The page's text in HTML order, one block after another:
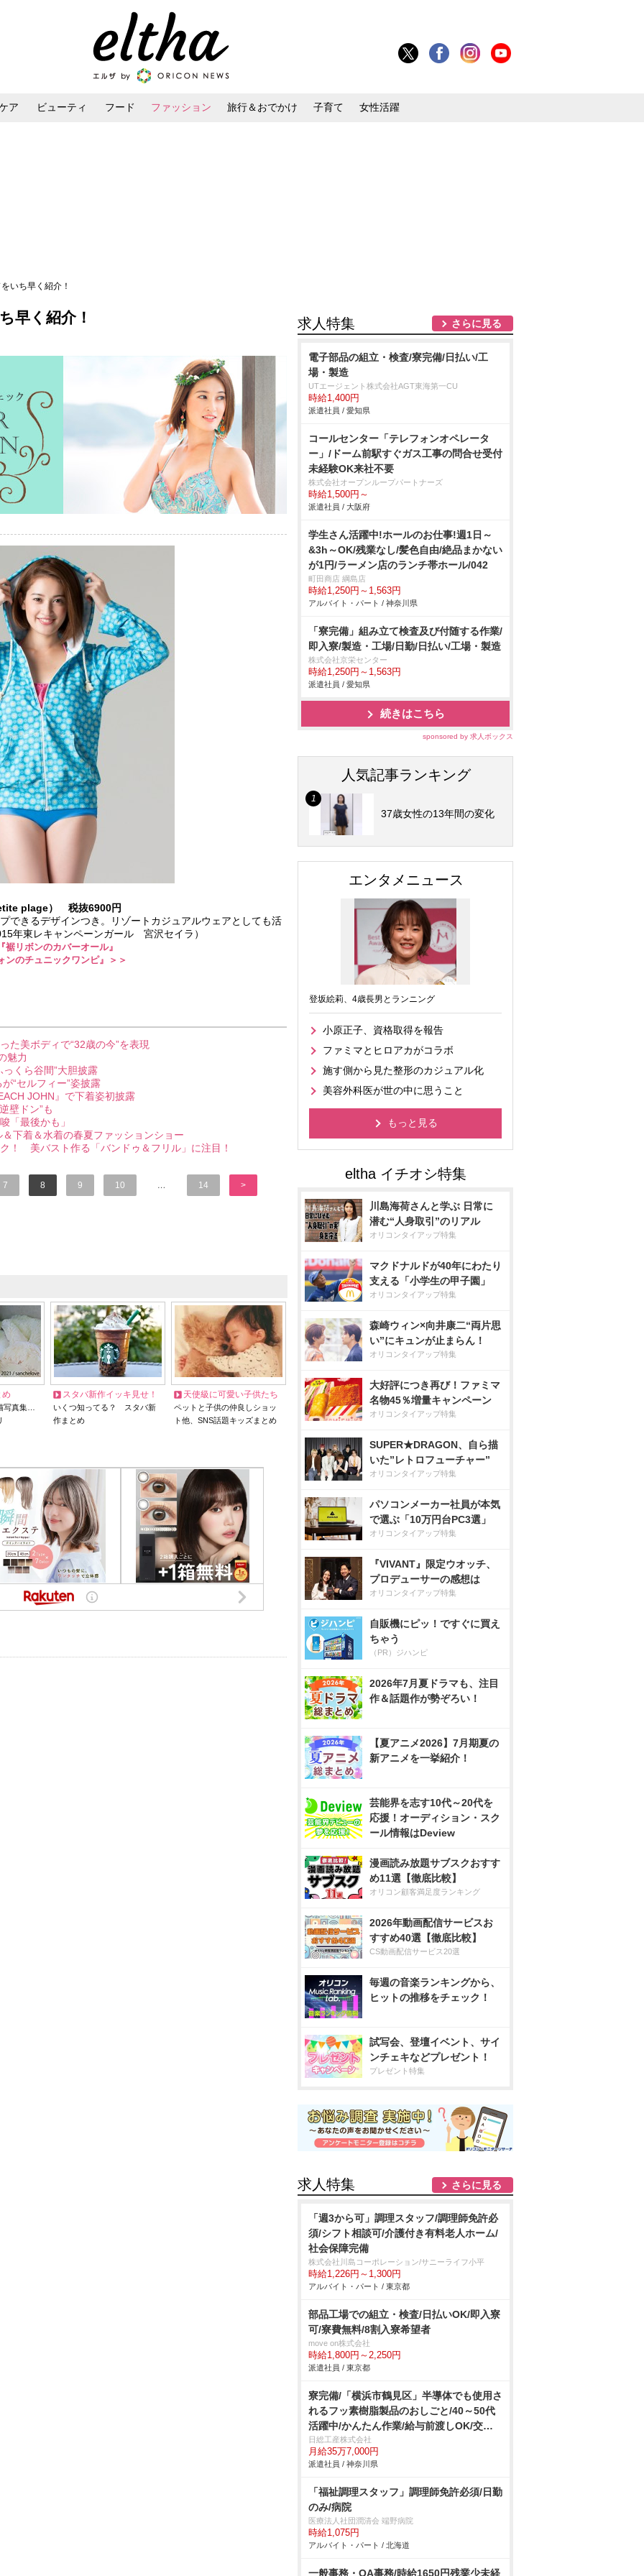
ア ビューティ フード ファッション 旅行＆おでかけ 子育て 女性活躍
いち早く紹介！
早く紹介！
plage） 税抜6900円
できるデザインつき。リゾートカジュアルウェアとしても活
年東レキャンペーンガール 宮沢セイラ）
裾リボンのカバーオール』
ンのチュニックワンピ』＞＞
美ボディで“32歳の今”を表現
魅力
くら谷間”大胆披露
“セルフィー”姿披露
JOHN』で下着姿初披露
壁ドン”も
「最後かも」
下着＆水着の春夏ファッションショー
！ 美バスト作る「バンドゥ＆フリル」に注目！
7 8 9 10 … 14 >
め
写真集…
スタバ新作イッキ見せ！
いくつ知ってる？ スタバ新
作まとめ
天使級に可愛い子供たち
ペットと子供の仲良しショッ
ト他、SNS話題キッズまとめ
求人特集 さらに見る
電子部品の組立・検査/寮完備/日払い/工
場・製造
UTエージェント株式会社AGT東海第一CU
時給1,400円
派遣社員 / 愛知県
コールセンター「テレフォンオペレータ
ー」/ドーム前駅すぐガス工事の問合せ受付
未経験OK来社不要
株式会社オープンループパートナーズ
時給1,500円～
派遣社員 / 大阪府
学生さん活躍中!ホールのお仕事!週1日～
&3h～OK/残業なし/髪色自由/絶品まかない
が1円/ラーメン店のランチ帯ホール/042
町田商店 綱島店
時給1,250円～1,563円
アルバイト・パート / 神奈川県
「寮完備」組み立て検査及び付随する作業/
即入寮/製造・工場/日勤/日払い/工場・製造
株式会社京栄センター
時給1,250円～1,563円
派遣社員 / 愛知県
続きはこちら
sponsored by 求人ボックス
人気記事ランキング
37歳女性の13年間の変化
エンタメニュース
登坂絵莉、4歳長男とランニング
小原正子、資格取得を報告
ファミマとヒロアカがコラボ
施す側から見た整形のカジュアル化
美容外科医が世の中に思うこと
もっと見る
川島海荷さんと学ぶ 日常に
潜む“人身取引”のリアル
オリコンタイアップ特集
マクドナルドが40年にわたり
支える「小学生の甲子園」
オリコンタイアップ特集
森崎ウィン×向井康二“両片思
い”にキュンが止まらん！
オリコンタイアップ特集
大好評につき再び！ファミマ
名物45％増量キャンペーン
オリコンタイアップ特集
SUPER★DRAGON、自ら描
いた”レトロフューチャー”
オリコンタイアップ特集
パソコンメーカー社員が本気
で選ぶ「10万円台PC3選」
オリコンタイアップ特集
『VIVANT』限定ウオッチ、
プロデューサーの感想は
オリコンタイアップ特集
自販機にピッ！ですぐに買え
ちゃう
（PR）ジハンピ
2026年7月夏ドラマも、注目
作＆話題作が勢ぞろい！
【夏アニメ2026】7月期夏の
新アニメを一挙紹介！
芸能界を志す10代～20代を
応援！オーディション・スク
ール情報はDeview
漫画読み放題サブスクおすす
め11選【徹底比較】
オリコン顧客満足度ランキング
2026年動画配信サービスお
すすめ40選【徹底比較】
CS動画配信サービス20選
毎週の音楽ランキングから、
ヒットの推移をチェック！
試写会、登壇イベント、サイ
ンチェキなどプレゼント！
プレゼント特集
求人特集 さらに見る
「週3から可」調理スタッフ/調理師免許必
須/シフト相談可/介護付き有料老人ホーム/
社会保障完備
株式会社川島コーポレーション/サニーライフ小平
時給1,226円～1,300円
アルバイト・パート / 東京都
部品工場での組立・検査/日払いOK/即入寮
可/寮費無料/8割入寮希望者
move on株式会社
時給1,800円～2,250円
派遣社員 / 東京都
寮完備/「横浜市鶴見区」半導体でも使用さ
れるフッ素樹脂製品のおしごと/40～50代
活躍中/かんたん作業/給与前渡しOK/交通
費支給
日総工産株式会社
月給35万7,000円
派遣社員 / 神奈川県
「福祉調理スタッフ」調理師免許必須/日勤
のみ/病院
医療法人社団潤清会 端野病院
時給1,075円
アルバイト・パート / 北海道
一般事務・OA事務/時給1650円残業少未経